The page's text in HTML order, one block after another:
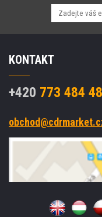
BlueEye
senzor
KONTAKT
+420 773 484